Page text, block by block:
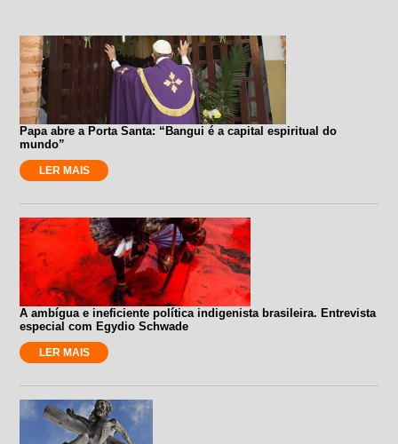
Papa abre a Porta Santa: “Bangui é a capital espiritual do
mundo”
LER MAIS
A ambígua e ineficiente política indigenista brasileira. Entrevista
especial com Egydio Schwade
LER MAIS